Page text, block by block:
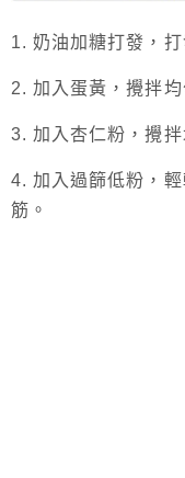
1. 奶油加糖打發，
2. 加入蛋黃，攪拌均
3. 加入杏仁粉，攪拌
4. 加入過篩低粉，
筋。